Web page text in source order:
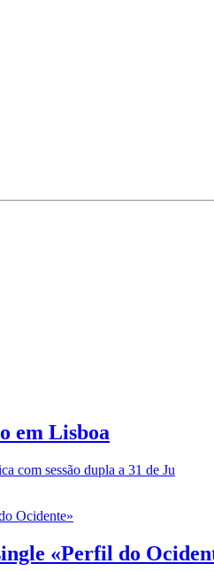
em Lisboa
com sessão dupla a 31 de Ju
«Perfil do